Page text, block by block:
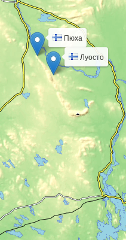
Пюха
Луосто